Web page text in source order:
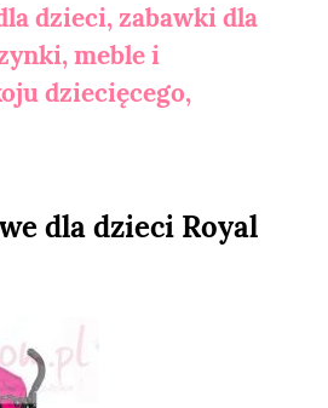
dzieci, zabawki dla
meble i
dziecięcego,
dla dzieci Royal